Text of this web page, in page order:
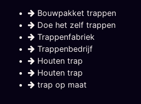
Bouwpakket trappen
Doe het zelf trappen
Trappenfabriek
Trappenbedrijf
Houten trap
Houten trap
trap op maat